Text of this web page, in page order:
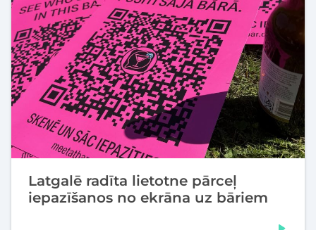
Latgalē radīta lietotne pārceļ
iepazīšanos no ekrāna uz bāriem